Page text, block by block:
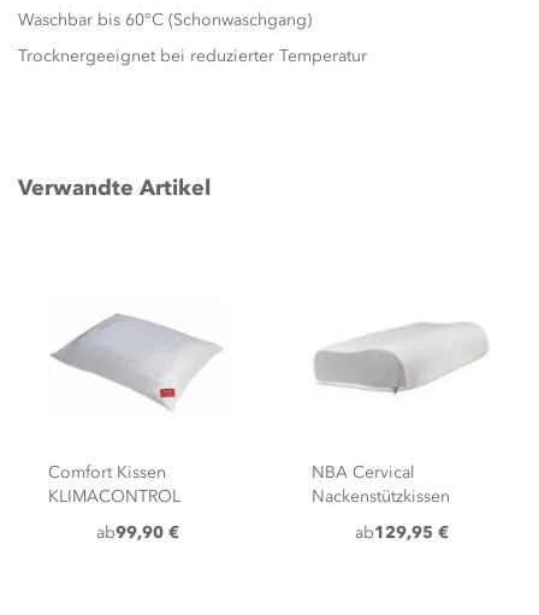
Waschbar bis 60°C (Schonwaschgang)
Trocknergeeignet bei reduzierter Temperatur
Verwandte Artikel
Comfort Kissen
KLIMACONTROL
ab99,90 €
NBA Cervical
Nackenstützkissen
ab129,95 €